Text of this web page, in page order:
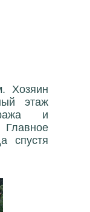
Хозяин
этаж
и
спустя